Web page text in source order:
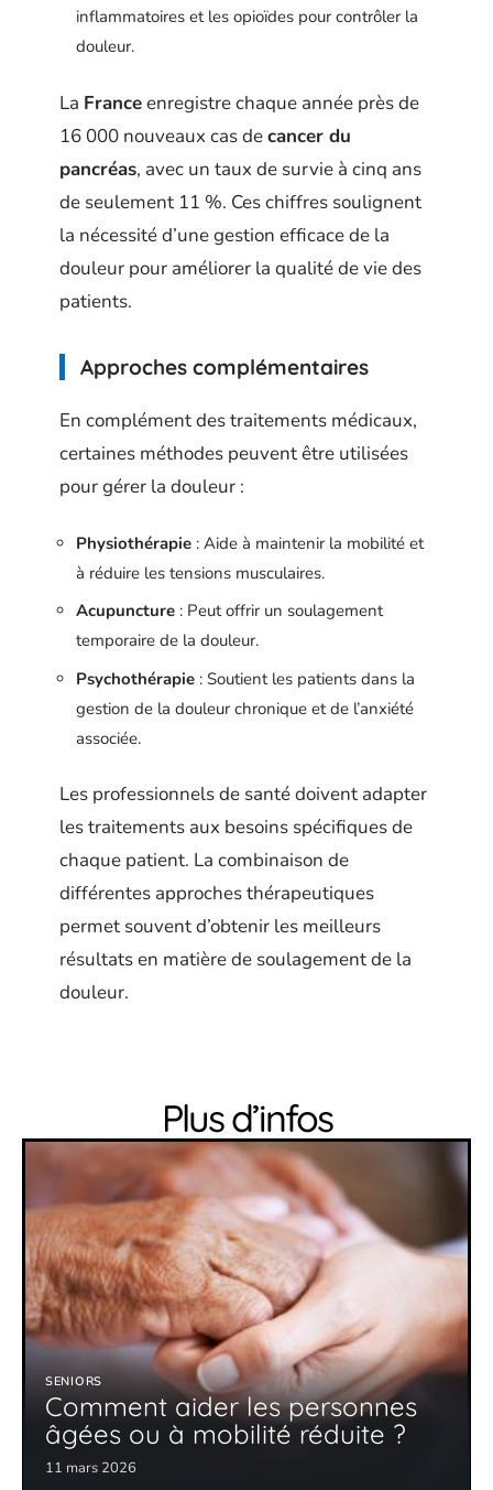
inflammatoires et les opioïdes pour contrôler la
douleur.
La Franceenregistre chaque année près de
16 000 nouveaux cas decancer du
pancréas, avec un taux de survie à cinq ans
de seulement 11 %. Ces chiffres soulignent
la nécessité d’une gestion efficace de la
douleur pour améliorer la qualité de vie des
patients.
Approches complémentaires
En complément des traitements médicaux,
certaines méthodes peuvent être utilisées
pour gérer la douleur :
Physiothérapie : Aide à maintenir la mobilité et
à réduire les tensions musculaires.
Acupuncture : Peut offrir un soulagement
temporaire de la douleur.
Psychothérapie : Soutient les patients dans la
gestion de la douleur chronique et de l’anxiété
associée.
Les professionnels de santé doivent adapter
les traitements aux besoins spécifiques de
chaque patient. La combinaison de
différentes approches thérapeutiques
permet souvent d’obtenir les meilleurs
résultats en matière de soulagement de la
douleur.
Plus d’infos
SENIORS
Comment aider les personnes
âgées ou à mobilité réduite ?
11 mars 2026